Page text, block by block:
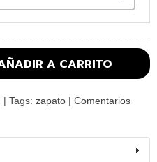
A CARRITO
| Tags: zapato | Comentarios